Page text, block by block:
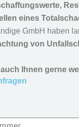
eines
GmbH haben
von
Ihnen gerne